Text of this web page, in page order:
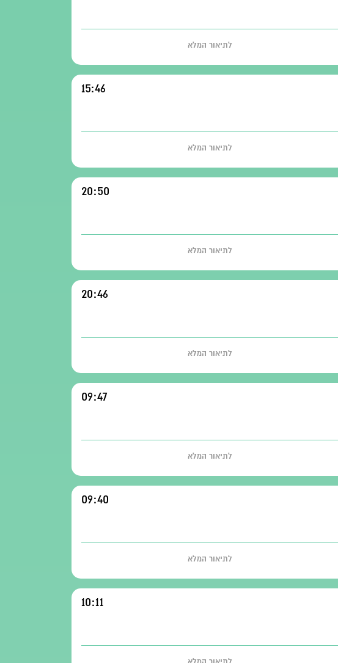
לתיאור המלא
15:46
לתיאור המלא
20:50
לתיאור המלא
20:46
לתיאור המלא
09:47
לתיאור המלא
09:40
לתיאור המלא
10:11